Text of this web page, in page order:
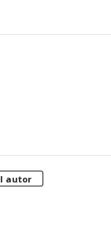
autor